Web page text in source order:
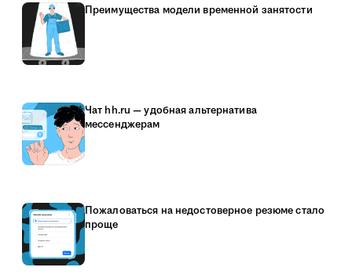
Преимущества модели временной занятости
Чат hh.ru — удобная альтернатива
мессенджерам
Пожаловаться на недостоверное резюме стало
проще